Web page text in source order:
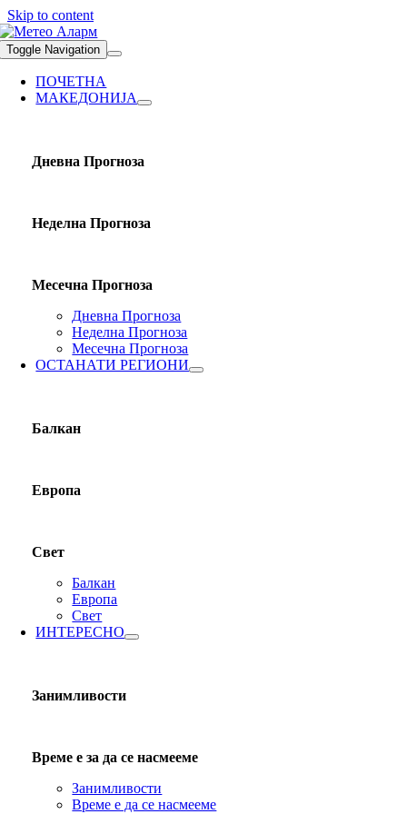
Skip to content
Toggle Navigation
ПОЧЕТНА
МАКЕДОНИЈА
Дневна Прогноза
Неделна Прогноза
Месечна Прогноза
Дневна Прогноза
Неделна Прогноза
Месечна Прогноза
ОСТАНАТИ РЕГИОНИ
Балкан
Европа
Свет
Балкан
Европа
Свет
ИНТЕРЕСНО
Занимливости
Време е за да се насмееме
Занимливости
Време е да се насмееме